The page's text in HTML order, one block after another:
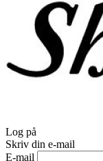
Log på
Skriv din e-mail
E-mail